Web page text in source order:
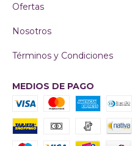
Ofertas
Nosotros
Términos y Condiciones
MEDIOS DE PAGO